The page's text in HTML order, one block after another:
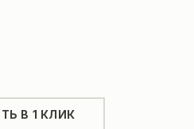
В 1 КЛИК